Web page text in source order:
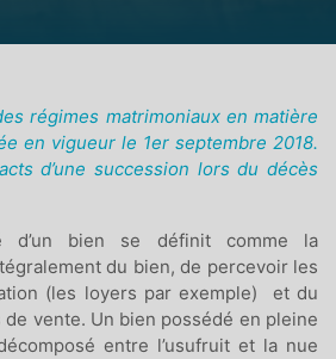
régimes matrimoniaux en matière
en vigueur le 1er septembre 2018.
d’une succession lors du décès
d’un bien se définit comme la
du bien, de percevoir les
(les loyers par exemple) et du
vente. Un bien possédé en pleine
entre l’usufruit et la nue